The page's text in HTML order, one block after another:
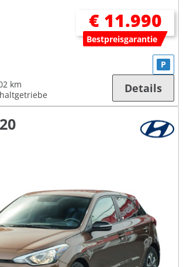
€ 11.990
Bestpreisgarantie
km
P
Details